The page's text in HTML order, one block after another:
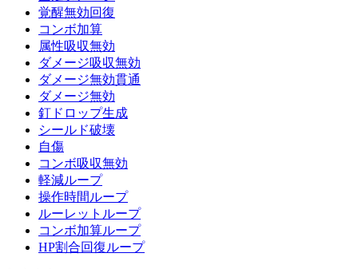
覚醒無効回復
コンボ加算
属性吸収無効
ダメージ吸収無効
ダメージ無効貫通
ダメージ無効
釘ドロップ生成
シールド破壊
自傷
コンボ吸収無効
軽減ループ
操作時間ループ
ルーレットループ
コンボ加算ループ
HP割合回復ループ